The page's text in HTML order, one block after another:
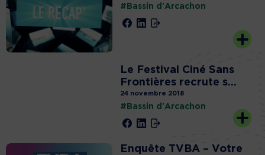
#Bassin d'Arcachon
Le Festival Ciné Sans
Frontières recrute s...
24 novembre 2018
#Bassin d'Arcachon
Enquête TVBA – Votre